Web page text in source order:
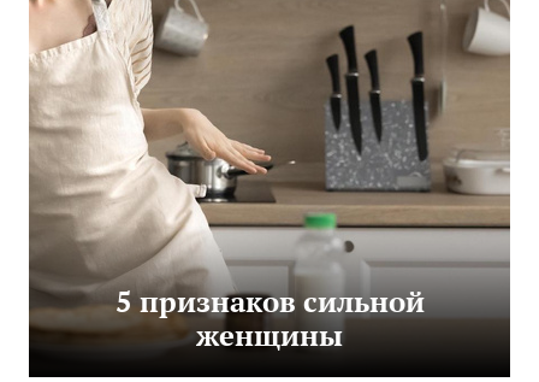
5 признаков сильной
женщины